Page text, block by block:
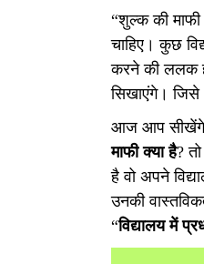
“शुल्क की माफी
चाहिए। कुछ
करने की ललक
सिखाएंगे। जिसे
आज आप
माफी क्या है?
है वो अपने
उनकी
“विद्यालय में